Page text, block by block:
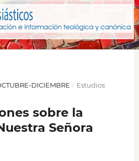
DICIEMBRE / Estudios
sobre la
Señora